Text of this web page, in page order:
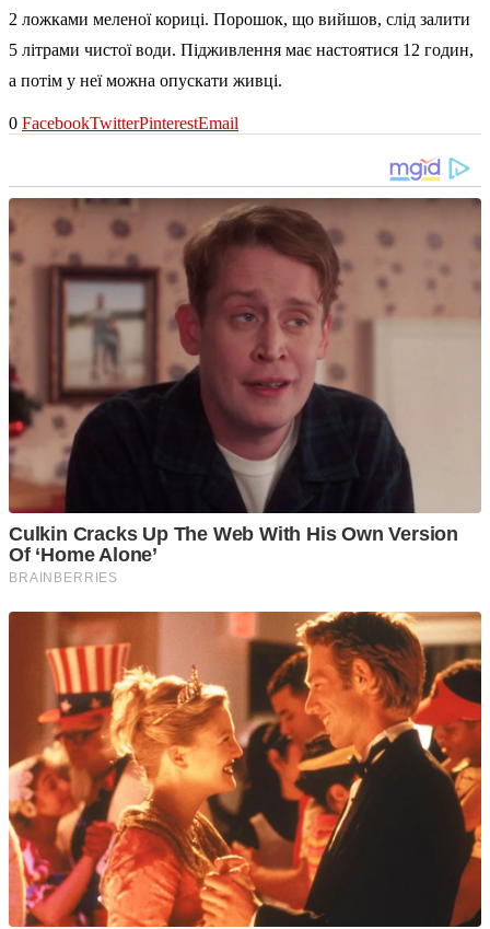
2 ложками меленої кориці. Порошок, що вийшов, слід залити
5 літрами чистої води. Підживлення має настоятися 12 годин,
а потім у неї можна опускати живці.
0 FacebookTwitterPinterestEmail